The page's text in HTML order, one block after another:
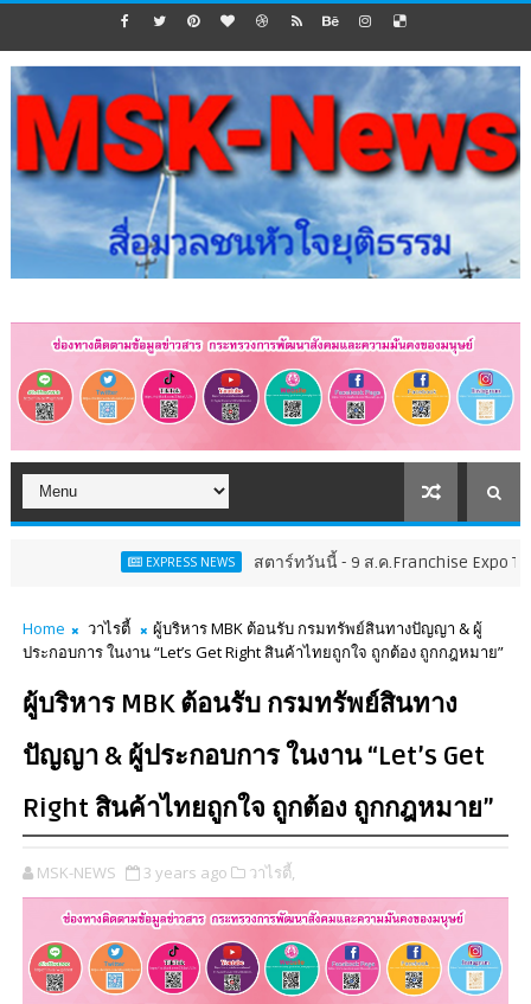
EXPRESS NEWS สตาร์ทวันนี้ - 9 ส.ค.Franchise Expo Thailand &
Home วาไรตี้
ผู้บริหาร MBK ต้อนรับ กรมทรัพย์สินทางปัญญา & ผู้
ประกอบการ ในงาน “Let’s Get Right สินค้าไทยถูกใจ ถูกต้อง ถูกกฎหมาย”
ผู้บริหาร MBK ต้อนรับ กรมทรัพย์สินทาง
ปัญญา & ผู้ประกอบการ ในงาน “Let’s Get
Right สินค้าไทยถูกใจ ถูกต้อง ถูกกฎหมาย”
MSK-NEWS 3 years ago วาไรตี้,